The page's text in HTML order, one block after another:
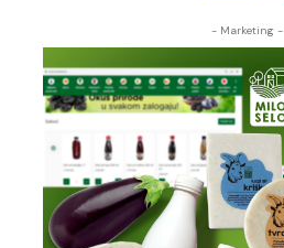
- Marketing -